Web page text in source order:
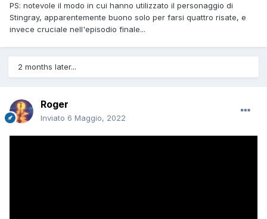
PS: notevole il modo in cui hanno utilizzato il personaggio di
Stingray, apparentemente buono solo per farsi quattro risate, e
invece cruciale nell'episodio finale...
2 months later...
Roger
Inviato 6 Maggio, 2022